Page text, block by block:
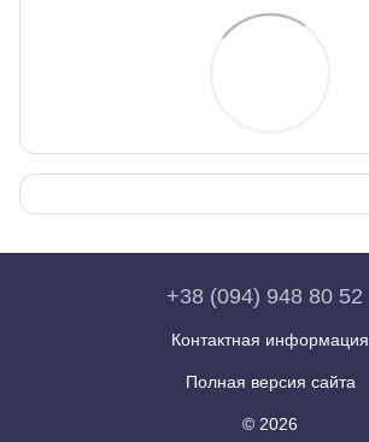
+38 (094) 948 80 52
Контактная информация
Полная версия сайта
© 2026